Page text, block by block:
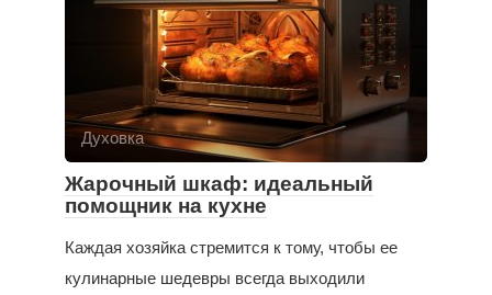
Духовка
Жарочный шкаф: идеальный
помощник на кухне
Каждая хозяйка стремится к тому, чтобы ее
кулинарные шедевры всегда выходили